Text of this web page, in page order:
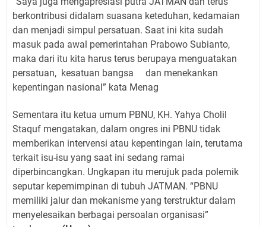
berkontribusi didalam suasana keteduhan, kedamaian
dan menjadi simpul persatuan. Saat ini kita sudah
masuk pada awal pemerintahan Prabowo Subianto,
maka dari itu kita harus terus berupaya menguatakan
persatuan, kesatuan bangsa dan menekankan
kepentingan nasional” kata Menag
Sementara itu ketua umum PBNU, KH. Yahya Cholil
Staquf mengatakan, dalam ongres ini PBNU tidak
memberikan intervensi atau kepentingan lain, terutama
terkait isu-isu yang saat ini sedang ramai
diperbincangkan. Ungkapan itu merujuk pada polemik
seputar kepemimpinan di tubuh JATMAN. “PBNU
memiliki jalur dan mekanisme yang terstruktur dalam
menyelesaikan berbagai persoalan organisasi”